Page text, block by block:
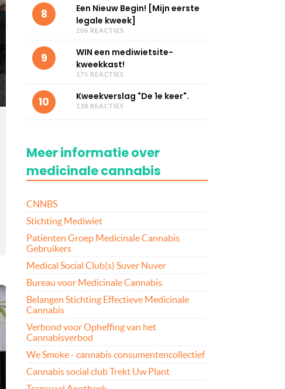
8
Een Nieuw Begin! [Mijn eerste
legale kweek]
206 REACTIES
9
WIN een mediwietsite-
kweekkast!
175 REACTIES
10 Kweekverslag "De 1e keer".
138 REACTIES
Meer informatie over
medicinale cannabis
CNNBS
Stichting Mediwiet
Patiënten Groep Medicinale Cannabis
Gebruikers
Medical Social Club(s) Suver Nuver
Bureau voor Medicinale Cannabis
Belangen Stichting Effectieve Medicinale
Cannabis
Verbond voor Opheffing van het
Cannabisverbod
We Smoke - cannabis consumentencollectief
Cannabis social club Trekt Uw Plant